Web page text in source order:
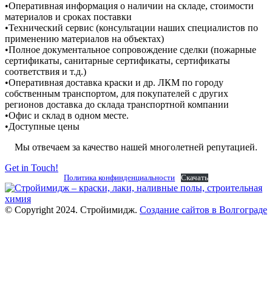
•Оперативная информация о наличии на складе, стоимости
материалов и сроках поставки
•​Технический сервис (консультации наших специалистов по
применению материалов на объектах)
•Полное документальное сопровождение сделки (пожарные
сертификаты, санитарные сертификаты, сертификаты
соответствия и т.д.)
•Оперативная доставка краски и др. ЛКМ по городу
собственным транспортом, для покупателей с других
регионов доставка до склада транспортной компании
•Офис и склад в одном месте.
•Доступные цены
Мы отвечаем за качество нашей многолетней репутацией.
Get in Touch!
Политика конфинденциальности Скачать
© Copyright 2024. Стройимидж. Создание сайтов в Волгограде